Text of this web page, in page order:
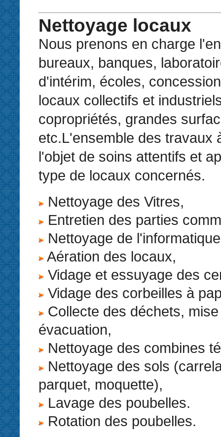
Nettoyage locaux
Nous prenons en charge
bureaux, banques,
d'intérim, écoles,
locaux collectifs et
copropriétés, grandes
etc.L'ensemble des travaux
l'objet de soins attentifs et
type de locaux concernés.
Nettoyage des Vitres,
Entretien des parties
Nettoyage de
Aération des locaux,
Vidage et essuyage des
Vidage des corbeilles à
Collecte des déchets,
évacuation,
Nettoyage des combines
Nettoyage des sols
parquet, moquette),
Lavage des poubelles.
Rotation des poubelles.